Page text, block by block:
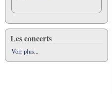
Les concerts
Voir plus...